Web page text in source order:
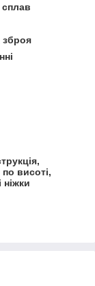
зброя
висоті,
ніжки